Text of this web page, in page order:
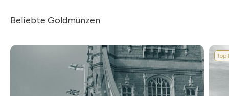
Beliebte Goldmünzen
Top